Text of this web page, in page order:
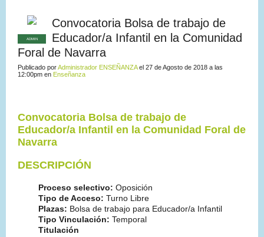
ADMIN
Convocatoria Bolsa de trabajo de
Educador/a Infantil en la Comunidad
Foral de Navarra
Publicado porAdministrador ENSEÑANZAel 27 de Agosto de 2018 a las
12:00pm en Enseñanza
Convocatoria Bolsa de trabajo de
Educador/a Infantil en la Comunidad Foral de
Navarra
DESCRIPCIÓN
Proceso selectivo: Oposición
Tipo de Acceso: Turno Libre
Plazas: Bolsa de trabajo para Educador/a Infantil
Tipo Vinculación: Temporal
Titulación